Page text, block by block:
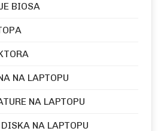
BIOSA
NA LAPTOPU
NA LAPTOPU
NA LAPTOPU